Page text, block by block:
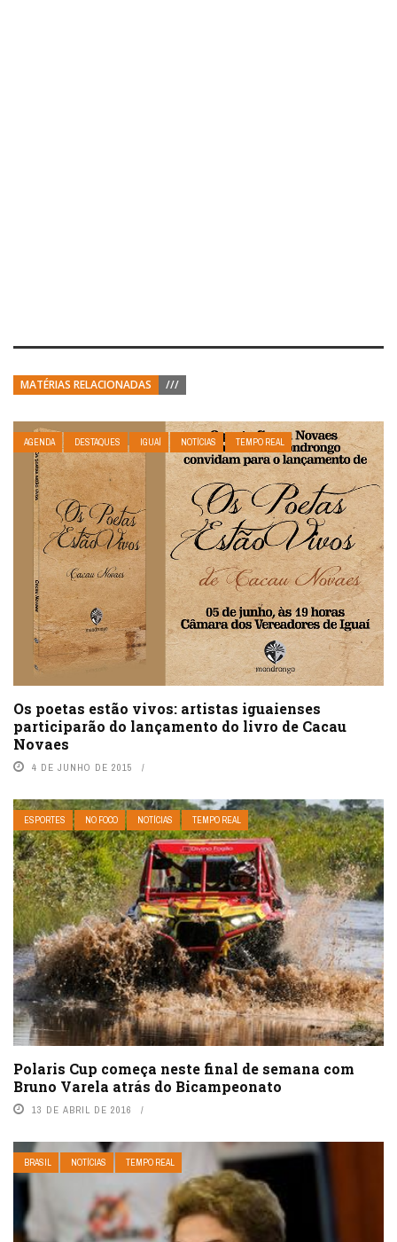
MATÉRIAS RELACIONADAS ///
AGENDA DESTAQUES IGUAÍ NOTÍCIAS TEMPO REAL
Os poetas estão vivos: artistas iguaienses
participarão do lançamento do livro de Cacau
Novaes
4 DE JUNHO DE 2015
ESPORTES NO FOCO NOTÍCIAS TEMPO REAL
Polaris Cup começa neste final de semana com
Bruno Varela atrás do Bicampeonato
13 DE ABRIL DE 2016
BRASIL NOTÍCIAS TEMPO REAL